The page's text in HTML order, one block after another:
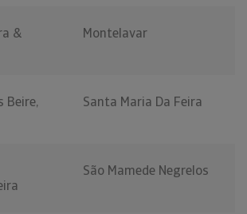
&
Montelavar
Beire,
Santa Maria Da Feira
São Mamede Negrelos